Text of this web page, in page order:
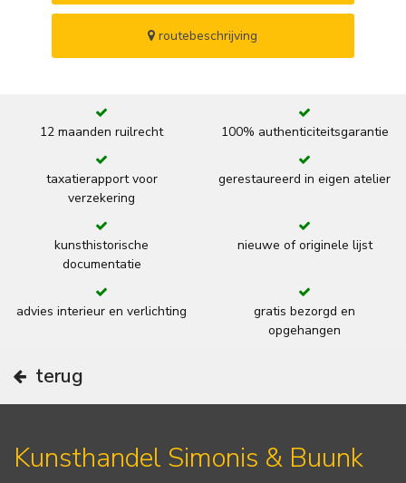
routebeschrijving
12 maanden ruilrecht 100% authenticiteitsgarantie
taxatierapport voor
verzekering
gerestaureerd in eigen atelier
kunsthistorische
documentatie
nieuwe of originele lijst
advies interieur en verlichting
gratis bezorgd en
opgehangen
terug
Kunsthandel Simonis & Buunk